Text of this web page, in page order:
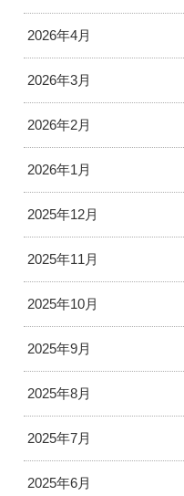
2026年4月
2026年3月
2026年2月
2026年1月
2025年12月
2025年11月
2025年10月
2025年9月
2025年8月
2025年7月
2025年6月